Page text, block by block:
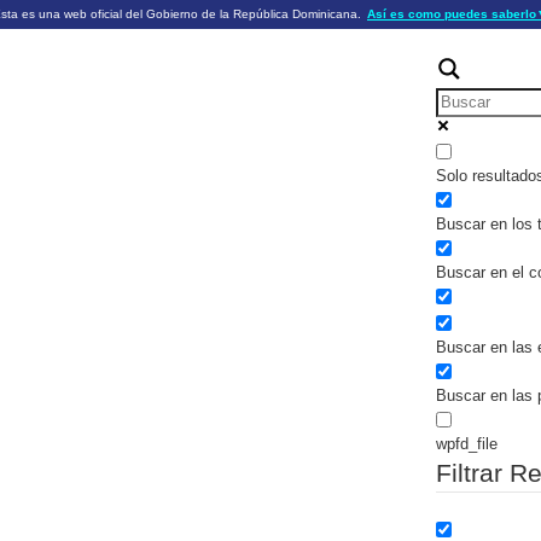
es una web oficial del Gobierno de la República Dominicana. Así es como puedes saberlo
utilizan .gob.do o .gov.do
Los sitios web oficiales .gob.do o
https://
un sitio seguro dentro de .gob.do o
información confidencial sólo en los
Solo
Buscar en los
Buscar en el
Buscar en las
Buscar en las
wpfd_file
Filtrar